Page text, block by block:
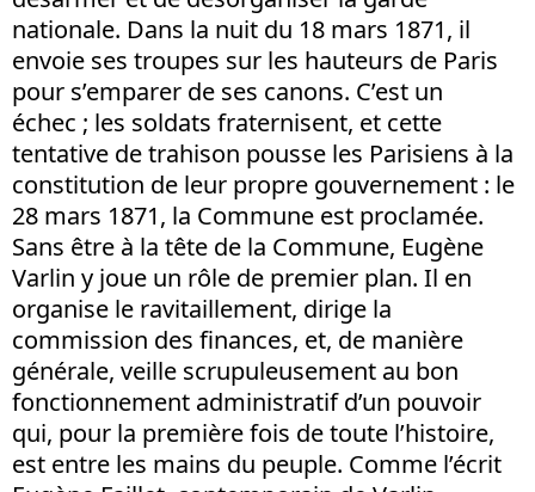
nationale. Dans la nuit du 18 mars 1871, il
envoie ses troupes sur les hauteurs de Paris
pour s’emparer de ses canons. C’est un
échec ; les soldats fraternisent, et cette
tentative de trahison pousse les Parisiens à la
constitution de leur propre gouvernement : le
28 mars 1871, la Commune est proclamée.
Sans être à la tête de la Commune, Eugène
Varlin y joue un rôle de premier plan. Il en
organise le ravitaillement, dirige la
commission des finances, et, de manière
générale, veille scrupuleusement au bon
fonctionnement administratif d’un pouvoir
qui, pour la première fois de toute l’histoire,
est entre les mains du peuple. Comme l’écrit